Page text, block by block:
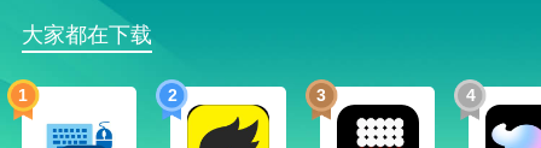
便。购买操作也很简单，选中了想要的鞋子或者衣服，
确定款式和尺码，填写了地址就可以线上支付，很好用
的软件。
3、阿迪的手机客户端也太酷了吧，作为一个阿迪粉完
大家都在下载
1 2 3 4